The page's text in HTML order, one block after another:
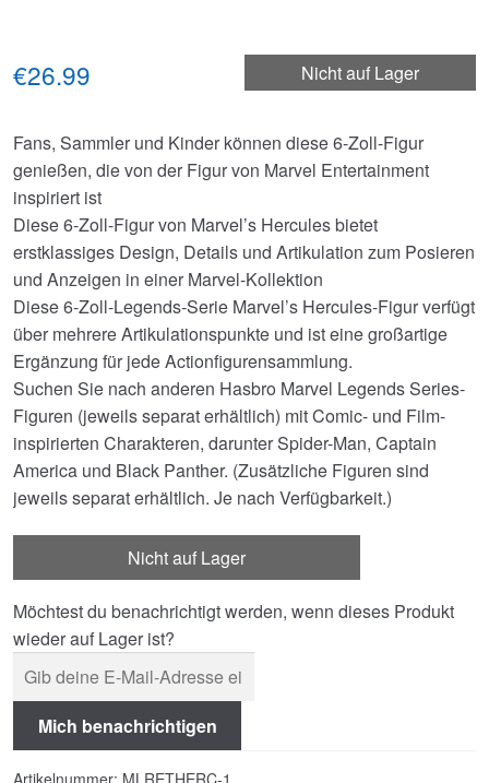
Nicht auf Lager
€26.99
Fans, Sammler und Kinder können diese 6-Zoll-Figur
genießen, die von der Figur von Marvel Entertainment
inspiriert ist
Diese 6-Zoll-Figur von Marvel’s Hercules bietet
erstklassiges Design, Details und Artikulation zum Posieren
und Anzeigen in einer Marvel-Kollektion
Diese 6-Zoll-Legends-Serie Marvel’s Hercules-Figur verfügt
über mehrere Artikulationspunkte und ist eine großartige
Ergänzung für jede Actionfigurensammlung.
Suchen Sie nach anderen Hasbro Marvel Legends Series-
Figuren (jeweils separat erhältlich) mit Comic- und Film-
inspirierten Charakteren, darunter Spider-Man, Captain
America und Black Panther. (Zusätzliche Figuren sind
jeweils separat erhältlich. Je nach Verfügbarkeit.)
Nicht auf Lager
Möchtest du benachrichtigt werden, wenn dieses Produkt
wieder auf Lager ist?
Mich benachrichtigen
Artikelnummer: MLRETHERC-1